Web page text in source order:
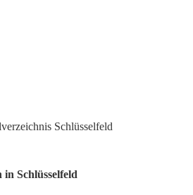
Schlüsselfeld
Schlüsselfeld